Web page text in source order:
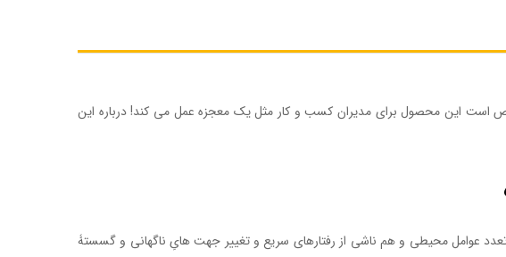
این محصول برای مدیران کسب و کار مثل یک معجزه عمل می کند! درباره این
عوامل محیطی و هم ناشی از رفتارهای سریع و تغییر جهت هایِ ناگهانی و گسستۀ